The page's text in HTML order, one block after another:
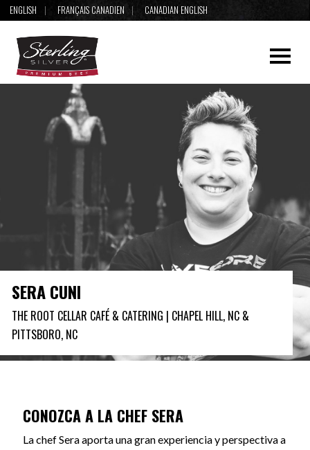
ENGLISH FRANÇAIS CANADIEN CANADIAN ENGLISH
SERA CUNI
THE ROOT CELLAR CAFÉ & CATERING | CHAPEL HILL, NC &
PITTSBORO, NC
CONOZCA A LA CHEF SERA
La chef Sera aporta una gran experiencia y perspectiva a